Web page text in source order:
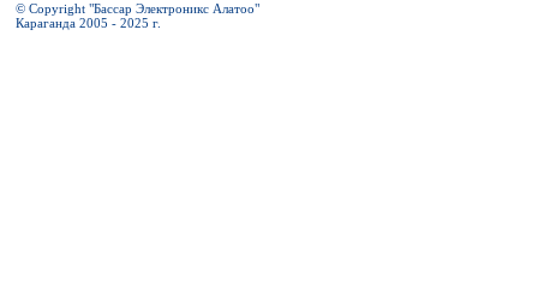
© Copyright "Бассар Электроникс Алатоо"
Караганда 2005 - 2025 г.